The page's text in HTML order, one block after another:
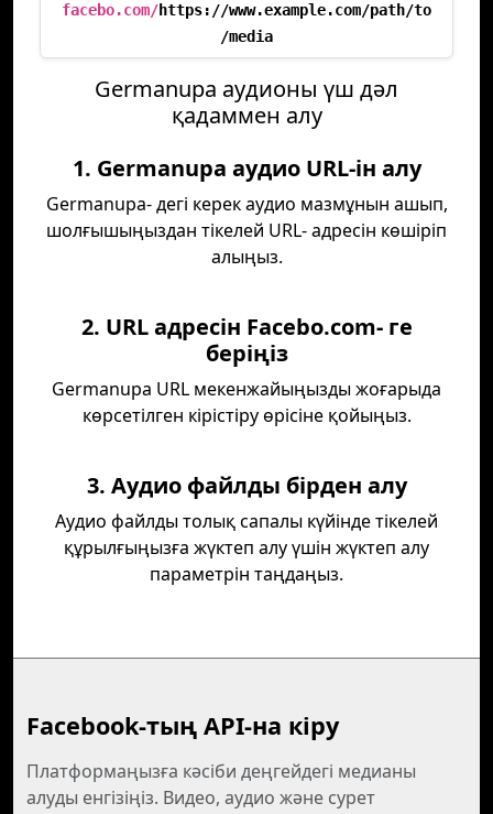
facebo.com/https://www.example.com/path/to
/media
Germanupa аудионы үш дәл
қадаммен алу
1. Germanupa аудио URL-ін алу
Germanupa- дегі керек аудио мазмұнын ашып,
шолғышыңыздан тікелей URL- адресін көшіріп
алыңыз.
2. URL адресін Facebo.com- ге
беріңіз
Germanupa URL мекенжайыңызды жоғарыда
көрсетілген кірістіру өрісіне қойыңыз.
3. Аудио файлды бірден алу
Аудио файлды толық сапалы күйінде тікелей
құрылғыңызға жүктеп алу үшін жүктеп алу
параметрін таңдаңыз.
Facebook-тың API-на кіру
Платформаңызға кәсіби деңгейдегі медианы
алуды енгізіңіз. Видео, аудио және сурет